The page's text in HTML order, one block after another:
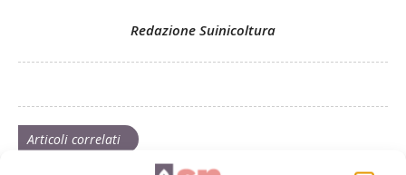
Redazione Suinicoltura
Articoli correlati